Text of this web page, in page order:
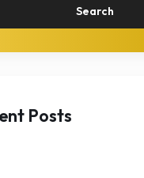
Search
Posts